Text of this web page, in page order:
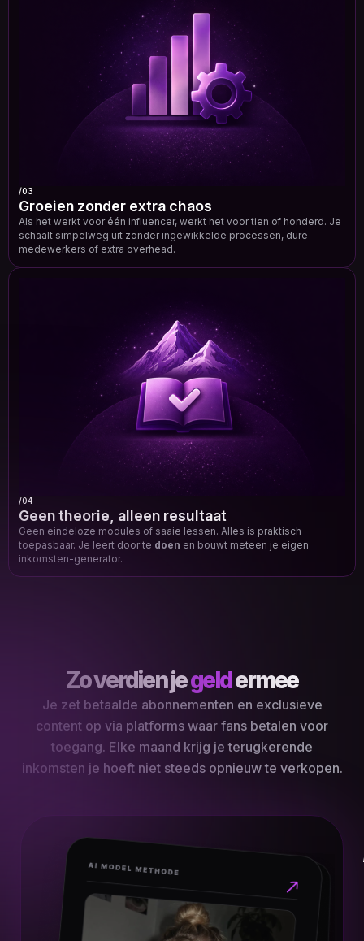
/03
Groeien zonder extra chaos
Als het werkt voor één influencer, werkt het voor tien of honderd. Je
schaalt simpelweg uit zonder ingewikkelde processen, dure
medewerkers of extra overhead.
/04
Geen theorie, alleen resultaat
Geen eindeloze modules of saaie lessen. Alles is praktisch
toepasbaar. Je leert door te doen en bouwt meteen je eigen
inkomsten-generator.
Zo verdien jegeldermee
Je zet betaalde abonnementen en exclusieve
content op via platforms waar fans betalen voor
toegang. Elke maand krijg je terugkerende
inkomsten je hoeft niet steeds opnieuw te verkopen.